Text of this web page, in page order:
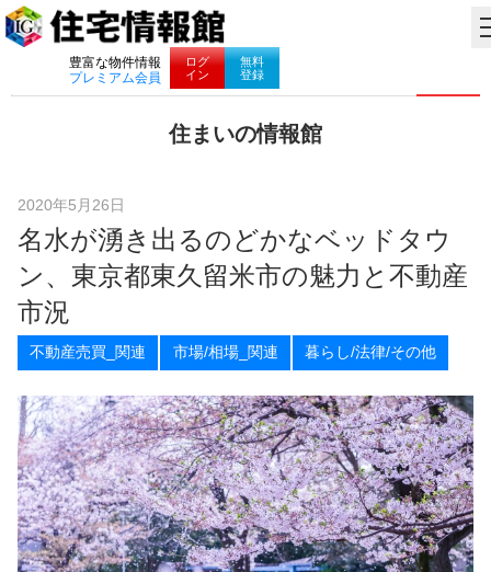
豊富な物件情報
プレミアム会員
ログ
イン
無料
登録
ナビゲーション
住まいの情報館
い
暮
し
に
役
立
報
を
お
届
け
し
ま
す
2020年5月26日
名水が湧き出るのどかなベッドタウ
ン、東京都東久留米市の魅力と不動産
市況
不動産売買_関連 市場/相場_関連 暮らし/法律/その他